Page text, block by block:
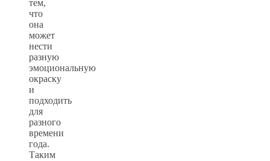
тем,
что
она
может
нести
разную
эмоциональную
окраску
и
подходить
для
разного
времени
года.
Таким